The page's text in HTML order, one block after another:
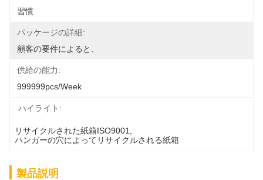
習慣
パッケージの詳細:
顧客の要件によると、
供給の能力:
999999pcs/week
ハイライト:
リサイクルされた紙箱ISO9001
ハンガーの穴によってリサイクルされる紙箱
製品説明